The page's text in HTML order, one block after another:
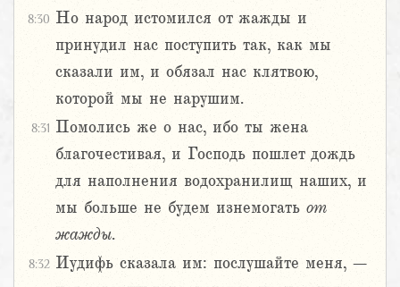
8:30 Но народ истомился от жажды и
принудил нас поступить так, как мы
сказали им, и обязал нас клятвою,
которой мы не нарушим.
8:31 Помолись же о нас, ибо ты жена
благочестивая, и Господь пошлет дождь
для наполнения водохранилищ наших, и
мы больше не будем изнемогать от
жажды.
8:32 Иудифь сказала им: послушайте меня, –